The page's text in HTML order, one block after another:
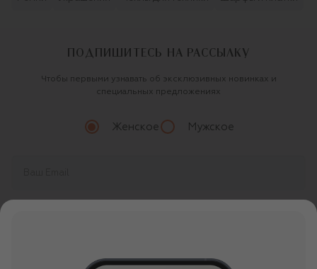
ПОДПИШИТЕСЬ НА РАССЫЛКУ
Чтобы первыми узнавать об эксклюзивных новинках и
специальных предложениях
Женское Мужское
О ЦУМ